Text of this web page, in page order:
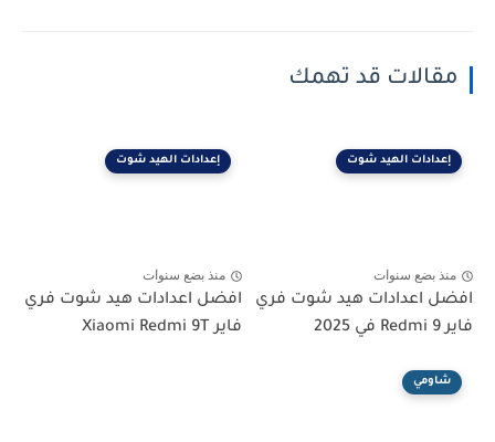
مقالات قد تهمك
إعدادات الهيد شوت
منذ بضع سنوات
افضل اعدادات هيد شوت فري
فاير Redmi 9 في 2025
إعدادات الهيد شوت
منذ بضع سنوات
افضل اعدادات هيد شوت فري
فاير Xiaomi Redmi 9T
شاومي